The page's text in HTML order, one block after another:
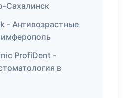
Сахалинск
- Антивозрастные
ProfiDent -
в